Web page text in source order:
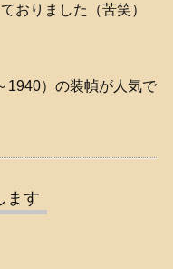
おりました（苦笑）
1940）の装幀が人気で
ます